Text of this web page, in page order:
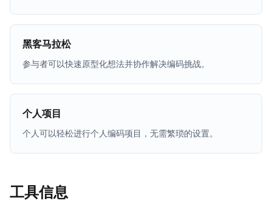
黑客马拉松
参与者可以快速原型化想法并协作解决编码挑战。
个人项目
个人可以轻松进行个人编码项目，无需繁琐的设置。
工具信息